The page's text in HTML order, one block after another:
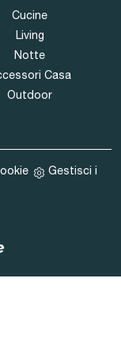
Cucine
Living
Notte
Casa
Outdoor
Gestisci i